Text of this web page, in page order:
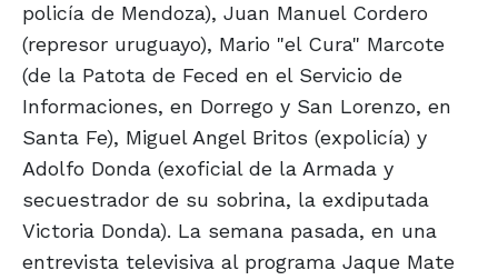
policía de Mendoza), Juan Manuel Cordero
(represor uruguayo), Mario "el Cura" Marcote
(de la Patota de Feced en el Servicio de
Informaciones, en Dorrego y San Lorenzo, en
Santa Fe), Miguel Angel Britos (expolicía) y
Adolfo Donda (exoficial de la Armada y
secuestrador de su sobrina, la exdiputada
Victoria Donda). La semana pasada, en una
entrevista televisiva al programa Jaque Mate